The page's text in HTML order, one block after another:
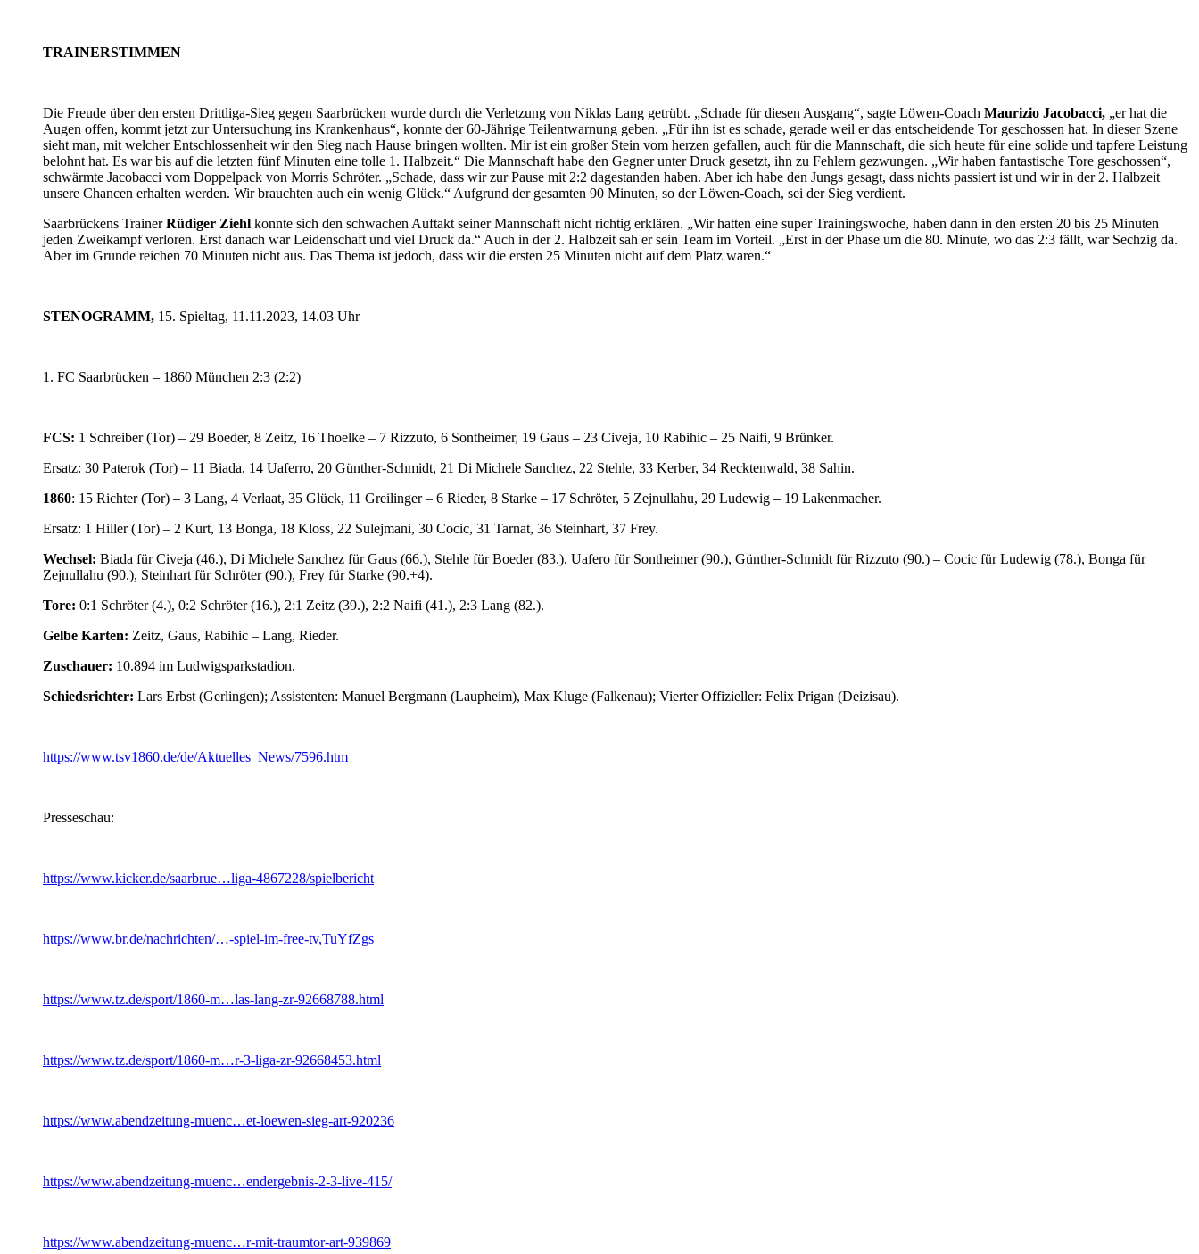
TRAINERSTIMMEN
Die Freude über den ersten Drittliga-Sieg gegen Saarbrücken wurde durch die Verletzung von Niklas Lang getrübt. „Schade für diesen Ausgang“, sagte Löwen-Coach Maurizio Jacobacci, „er hat die
Augen offen, kommt jetzt zur Untersuchung ins Krankenhaus“, konnte der 60-Jährige Teilentwarnung geben. „Für ihn ist es schade, gerade weil er das entscheidende Tor geschossen hat. In dieser Szene
sieht man, mit welcher Entschlossenheit wir den Sieg nach Hause bringen wollten. Mir ist ein großer Stein vom herzen gefallen, auch für die Mannschaft, die sich heute für eine solide und tapfere Leistung
belohnt hat. Es war bis auf die letzten fünf Minuten eine tolle 1. Halbzeit.“ Die Mannschaft habe den Gegner unter Druck gesetzt, ihn zu Fehlern gezwungen. „Wir haben fantastische Tore geschossen“,
schwärmte Jacobacci vom Doppelpack von Morris Schröter. „Schade, dass wir zur Pause mit 2:2 dagestanden haben. Aber ich habe den Jungs gesagt, dass nichts passiert ist und wir in der 2. Halbzeit
unsere Chancen erhalten werden. Wir brauchten auch ein wenig Glück.“ Aufgrund der gesamten 90 Minuten, so der Löwen-Coach, sei der Sieg verdient.
Saarbrückens TrainerRüdiger Ziehl konnte sich den schwachen Auftakt seiner Mannschaft nicht richtig erklären. „Wir hatten eine super Trainingswoche, haben dann in den ersten 20 bis 25 Minuten
jeden Zweikampf verloren. Erst danach war Leidenschaft und viel Druck da.“ Auch in der 2. Halbzeit sah er sein Team im Vorteil. „Erst in der Phase um die 80. Minute, wo das 2:3 fällt, war Sechzig da.
Aber im Grunde reichen 70 Minuten nicht aus. Das Thema ist jedoch, dass wir die ersten 25 Minuten nicht auf dem Platz waren.“
STENOGRAMM, 15. Spieltag, 11.11.2023, 14.03 Uhr
1. FC Saarbrücken – 1860 München 2:3 (2:2)
FCS: 1 Schreiber (Tor) – 29 Boeder, 8 Zeitz, 16 Thoelke – 7 Rizzuto, 6 Sontheimer, 19 Gaus – 23 Civeja, 10 Rabihic – 25 Naifi, 9 Brünker.
Ersatz: 30 Paterok (Tor) – 11 Biada, 14 Uaferro, 20 Günther-Schmidt, 21 Di Michele Sanchez, 22 Stehle, 33 Kerber, 34 Recktenwald, 38 Sahin.
1860: 15 Richter (Tor) – 3 Lang, 4 Verlaat, 35 Glück, 11 Greilinger – 6 Rieder, 8 Starke – 17 Schröter, 5 Zejnullahu, 29 Ludewig – 19 Lakenmacher.
Ersatz: 1 Hiller (Tor) – 2 Kurt, 13 Bonga, 18 Kloss, 22 Sulejmani, 30 Cocic, 31 Tarnat, 36 Steinhart, 37 Frey.
Wechsel: Biada für Civeja (46.), Di Michele Sanchez für Gaus (66.), Stehle für Boeder (83.), Uafero für Sontheimer (90.), Günther-Schmidt für Rizzuto (90.) – Cocic für Ludewig (78.), Bonga für
Zejnullahu (90.), Steinhart für Schröter (90.), Frey für Starke (90.+4).
Tore: 0:1 Schröter (4.), 0:2 Schröter (16.), 2:1 Zeitz (39.), 2:2 Naifi (41.), 2:3 Lang (82.).
Gelbe Karten: Zeitz, Gaus, Rabihic – Lang, Rieder.
Zuschauer: 10.894 im Ludwigsparkstadion.
Schiedsrichter: Lars Erbst (Gerlingen); Assistenten: Manuel Bergmann (Laupheim), Max Kluge (Falkenau); Vierter Offizieller: Felix Prigan (Deizisau).
https://www.tsv1860.de/de/Aktuelles_News/7596.htm
Presseschau:
https://www.kicker.de/saarbrue…liga-4867228/spielbericht
https://www.br.de/nachrichten/…-spiel-im-free-tv,TuYfZgs
https://www.tz.de/sport/1860-m…las-lang-zr-92668788.html
https://www.tz.de/sport/1860-m…r-3-liga-zr-92668453.html
https://www.abendzeitung-muenc…et-loewen-sieg-art-920236
https://www.abendzeitung-muenc…endergebnis-2-3-live-415/
https://www.abendzeitung-muenc…r-mit-traumtor-art-939869